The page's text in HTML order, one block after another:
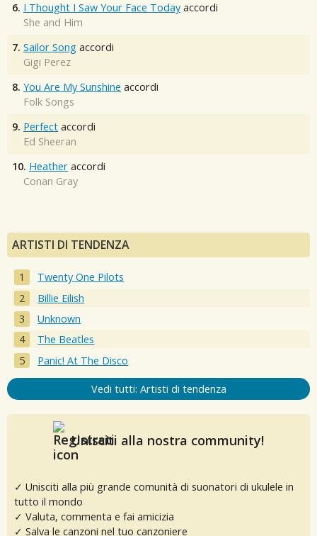
6. I Thought I Saw Your Face Today accordi
She and Him
7. Sailor Song accordi
Gigi Perez
8. You Are My Sunshine accordi
Folk Songs
9. Perfect accordi
Ed Sheeran
10. Heather accordi
Conan Gray
ARTISTI DI TENDENZA
Twenty One Pilots
Billie Eilish
Unknown
The Beatles
Panic! At The Disco
Vedi tutti: Artisti di tendenza
Unisciti alla nostra community!
✓ Unisciti alla più grande comunità di suonatori di ukulele in
tutto il mondo
✓ Valuta, commenta e fai amicizia
✓ Salva le canzoni nel tuo canzoniere